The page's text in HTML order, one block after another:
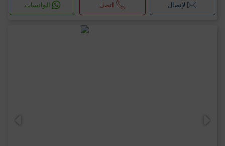
لإتصال اتصل الواتساب